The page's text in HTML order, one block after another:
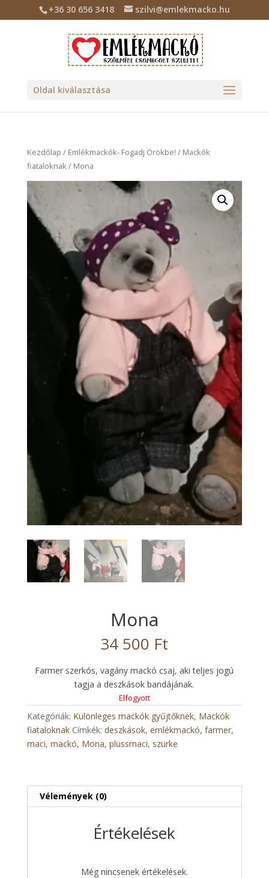
+36 30 656 3418 szilvi@emlekmacko.hu
Oldal kiválasztása
Kezdőlap / Emlékmackók- Fogadj Örökbe! / Mackók
fiataloknak / Mona
Mona
34 500 Ft
Farmer szerkós, vagány mackó csaj, aki teljes jogú
tagja a deszkások bandájának.
Elfogyott
Kategóriák: Különleges mackók gyűjtőknek, Mackók
fiataloknak Címkék: deszkások, emlékmackó, farmer,
maci, mackó, Mona, plüssmaci, szürke
Vélemények (0)
Értékelések
Még nincsenek értékelések.